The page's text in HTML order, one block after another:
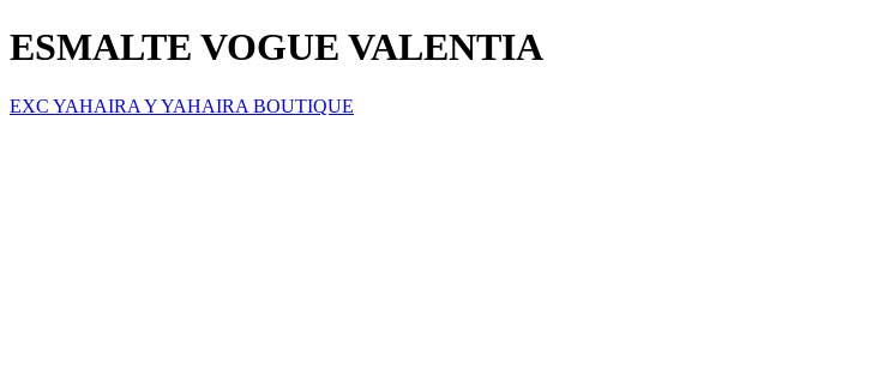
ESMALTE VOGUE VALENTIA
EXC YAHAIRA Y YAHAIRA BOUTIQUE